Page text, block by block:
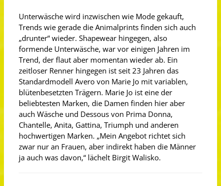
Unterwäsche wird inzwischen wie Mode gekauft,
Trends wie gerade die Animalprints finden sich auch
„drunter“ wieder. Shapewear hingegen, also
formende Unterwäsche, war vor einigen Jahren im
Trend, der flaut aber momentan wieder ab. Ein
zeitloser Renner hingegen ist seit 23 Jahren das
Standardmodell Avero von Marie Jo mit variablen,
blütenbesetzten Trägern. Marie Jo ist eine der
beliebtesten Marken, die Damen finden hier aber
auch Wäsche und Dessous von Prima Donna,
Chantelle, Anita, Gattina, Triumph und anderen
hochwertigen Marken. „Mein Angebot richtet sich
zwar nur an Frauen, aber indirekt haben die Männer
ja auch was davon,“ lächelt Birgit Walisko.